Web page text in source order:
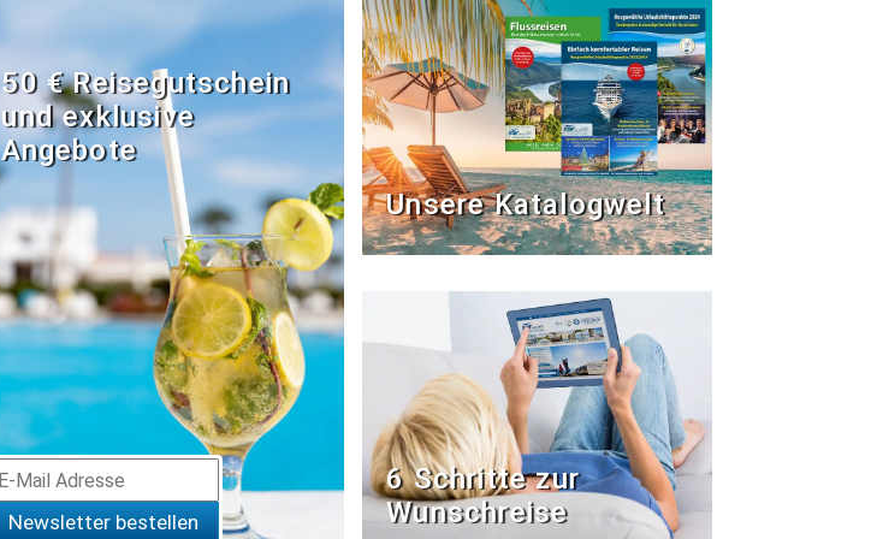
50 € Reisegutschein
und exklusive
Angebote
Newsletter bestellen
Unsere Katalogwelt
6 Schritte zur
Wunschreise